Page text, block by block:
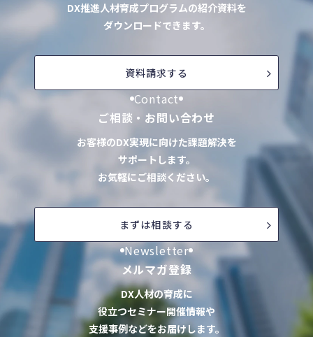
DX推進人材育成プログラムの紹介資料を
ダウンロードできます。
資料請求する
Contact
ご相談・お問い合わせ
お客様のDX実現に向けた課題解決を
サポートします。
お気軽にご相談ください。
まずは相談する
Newsletter
メルマガ登録
DX人材の育成に
役立つセミナー開催情報や
支援事例などをお届けします。